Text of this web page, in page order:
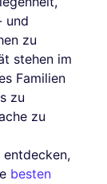
und
zu
stehen im
Familien
zu
zu
entdecken,
besten